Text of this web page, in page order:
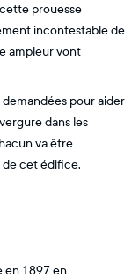
prouesse
incontestable de
ampleur vont
pour aider
dans les
va être
de cet édifice.
en 1897 en